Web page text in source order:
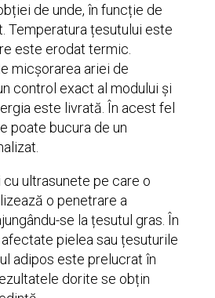
de unde, în funcție de
Temperatura țesutului este
este erodat termic.
micșorarea ariei de
control exact al modului și
este livrată. În acest fel
poate bucura de un
ultrasunete pe care o
o penetrare a
se la țesutul gras. În
pielea sau țesuturile
adipos este prelucrat în
dorite se obțin